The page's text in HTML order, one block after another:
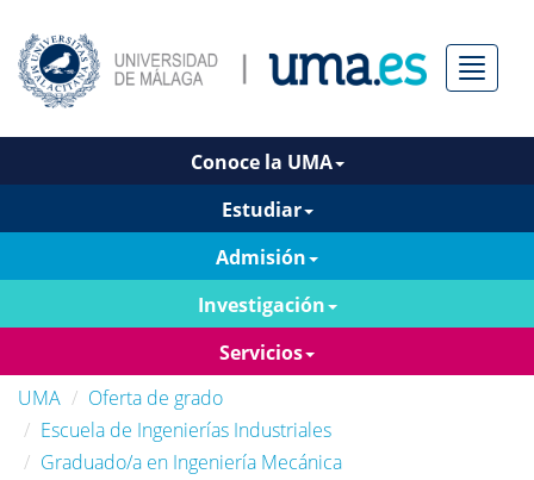
Menú
Conoce la UMA
Estudiar
Admisión
Investigación
Servicios
UMA
Oferta de grado
Escuela de Ingenierías Industriales
Graduado/a en Ingeniería Mecánica